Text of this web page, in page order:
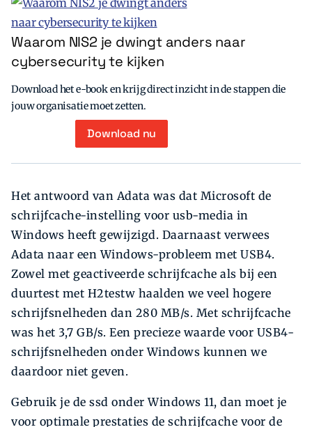
Waarom NIS2 je dwingt anders naar
cybersecurity te kijken
Download het e-book en krijg direct inzicht in de stappen die
jouw organisatie moet zetten.
Download nu
Het antwoord van Adata was dat Microsoft de
schrijfcache-instelling voor usb-media in
Windows heeft gewijzigd. Daarnaast verwees
Adata naar een Windows-probleem met USB4.
Zowel met geactiveerde schrijfcache als bij een
duurtest met H2testw haalden we veel hogere
schrijfsnelheden dan 280 MB/s. Met schrijfcache
was het 3,7 GB/s. Een precieze waarde voor USB4-
schrijfsnelheden onder Windows kunnen we
daardoor niet geven.
Gebruik je de ssd onder Windows 11, dan moet je
voor optimale prestaties de schrijfcache voor de